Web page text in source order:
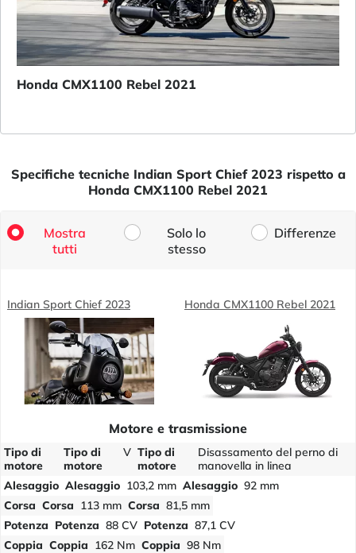
Honda CMX1100 Rebel 2021
Specifiche tecniche Indian Sport Chief 2023 rispetto a
Honda CMX1100 Rebel 2021
Mostra
tutti
Solo lo
stesso
Differenze
Indian Sport Chief 2023 Honda CMX1100 Rebel 2021
Motore e trasmissione
Tipo di
motore
Tipo di
motore
V Tipo di
motore
Disassamento del perno di
manovella in linea
Alesaggio Alesaggio 103,2 mm Alesaggio 92 mm
Corsa Corsa 113 mm Corsa 81,5 mm
Potenza Potenza 88 CV Potenza 87,1 CV
Coppia Coppia 162 Nm Coppia 98 Nm